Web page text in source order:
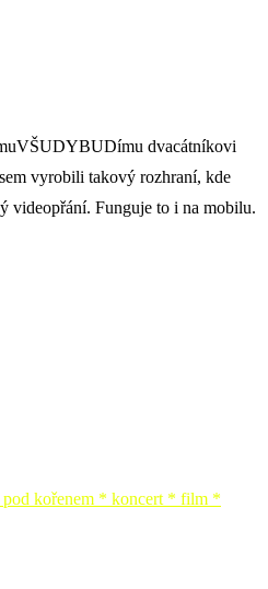
dvacátníkovi
vyrobili takový rozhraní, kde
videopřání. Funguje to i na mobilu.